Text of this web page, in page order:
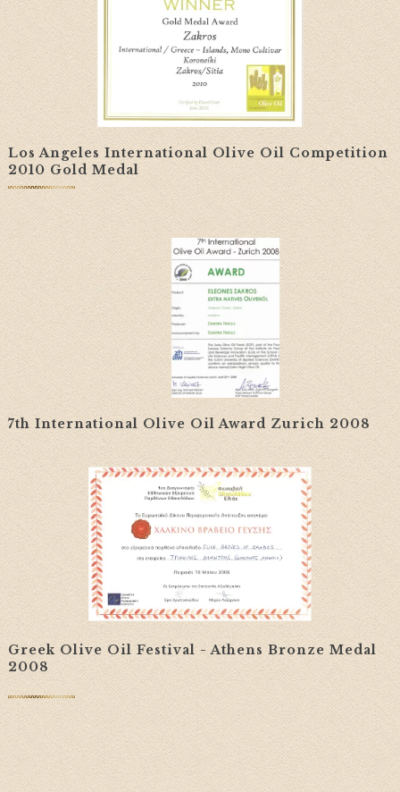
Los Angeles International Olive Oil Competition
2010 Gold Medal
7th International Olive Oil Award Zurich 2008
Greek Olive Oil Festival - Athens Bronze Medal
2008